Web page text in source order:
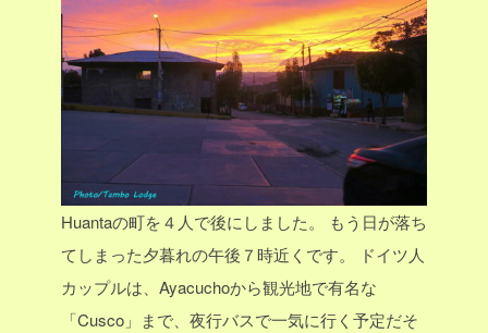
Huantaの町を４人で後にしました。
もう日が落ち
てしまった夕暮れの午後７時近くです。
ドイツ人
カップルは、Ayacuchoから観光地で有名な
「Cusco」まで、夜行バスで一気に行く予定だそ